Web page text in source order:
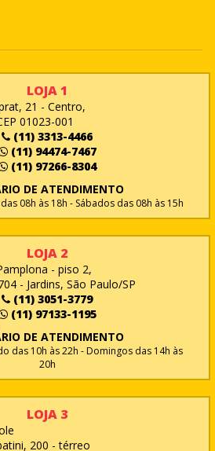
LOJA 1
21 - Centro,
01023-001
(11) 3313-4466
(11) 94474-7467
(11) 97266-8304
DE ATENDIMENTO
08h às 18h - Sábados das 08h às 15h
LOJA 2
- piso 2,
- Jardins, São Paulo/SP
(11) 3051-3779
(11) 97133-1195
DE ATENDIMENTO
das 10h às 22h - Domingos das 14h às
20h
LOJA 3
200 - térreo